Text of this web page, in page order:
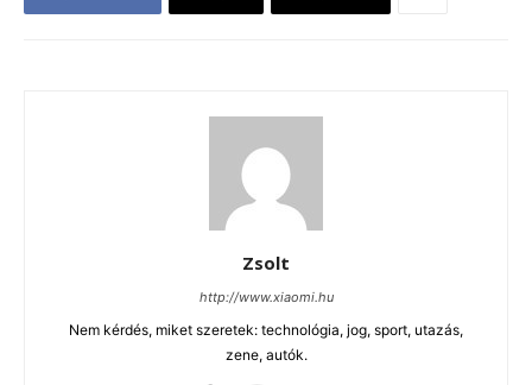
Zsolt
http://www.xiaomi.hu
Nem kérdés, miket szeretek: technológia, jog, sport, utazás,
zene, autók.